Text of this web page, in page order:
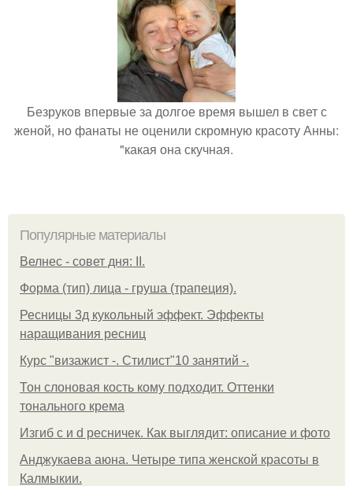
Безруков впервые за долгое время вышел в свет с
женой, но фанаты не оценили скромную красоту Анны:
"какая она скучная.
Популярные материалы
Велнес - совет дня: II.
Форма (тип) лица - груша (трапеция).
Ресницы 3д кукольный эффект. Эффекты
наращивания ресниц
Курс "визажист -. Стилист"10 занятий -.
Тон слоновая кость кому подходит. Оттенки
тонального крема
Изгиб c и d ресничек. Как выглядит: описание и фото
Анджукаева аюна. Четыре типа женской красоты в
Калмыкии.